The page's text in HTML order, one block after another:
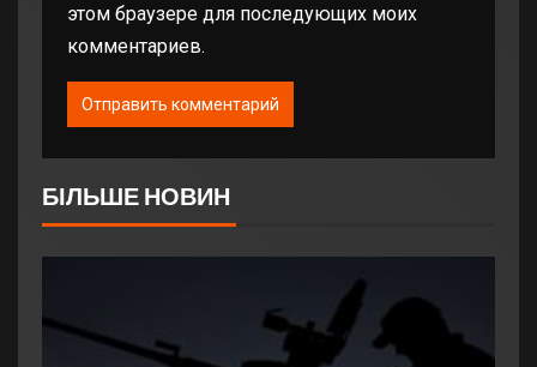
этом браузере для последующих моих
комментариев.
БІЛЬШЕ НОВИН